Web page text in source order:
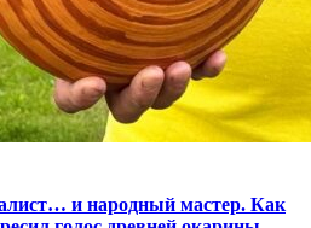
и народный мастер. Как